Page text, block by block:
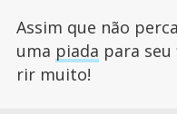
Assim que não
uma piada para
rir muito!